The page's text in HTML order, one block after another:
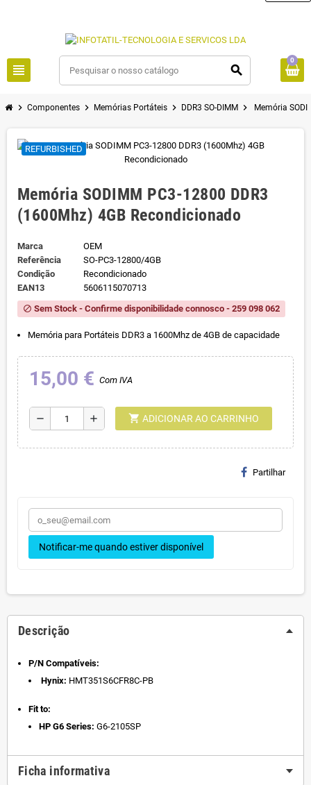
view_headline search
0
chevron_right Componentes chevron_right Memórias Portáteis chevron_right DDR3 SO-DIMM chevron_right Memória
REFURBISHED
Memória SODIMM PC3-12800 DDR3
(1600Mhz) 4GB Recondicionado
Marca
OEM
Referência
SO-PC3-12800/4GB
Condição
Recondicionado
EAN13
5606115070713
block Sem Stock - Confirme disponibilidade connosco - 259 098 062
Memória para Portáteis DDR3 a 1600Mhz de 4GB de capacidade
15,00 € Com IVA
remove add shopping_cart ADICIONAR AO CARRINHO
Partilhar
Notificar-me quando estiver disponível
Descrição
P/N Compatíveis:
Hynix: HMT351S6CFR8C-PB
Fit to:
HP G6 Series: G6-2105SP
Ficha informativa